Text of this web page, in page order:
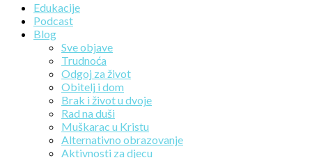
Edukacije
Podcast
Blog
Sve objave
Trudnoća
Odgoj za život
Obitelj i dom
Brak i život u dvoje
Rad na duši
Muškarac u Kristu
Alternativno obrazovanje
Aktivnosti za djecu